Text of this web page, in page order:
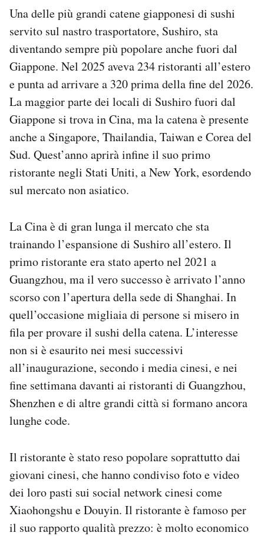
AREA PERSONALE
Area Personale
Newsletter
Regala il Post
Hai bisogno di aiuto?
Esci
Una delle più grandi catene giapponesi di sushi
servito sul nastro trasportatore, Sushiro, sta
diventando sempre più popolare anche fuori dal
Giappone. Nel 2025 aveva 234 ristoranti all’estero
e punta ad arrivare a 320 prima della fine del 2026.
La maggior parte dei locali di Sushiro fuori dal
Giappone si trova in Cina, ma la catena è presente
anche a Singapore, Thailandia, Taiwan e Corea del
Sud. Quest’anno aprirà infine il suo primo
ristorante negli Stati Uniti, a New York, esordendo
sul mercato non asiatico.
La Cina è di gran lunga il mercato che sta
trainando l’espansione di Sushiro all’estero. Il
primo ristorante era stato aperto nel 2021 a
Guangzhou, ma il vero successo è arrivato l’anno
scorso con l’apertura della sede di Shanghai. In
quell’occasione migliaia di persone si misero in
fila per provare il sushi della catena. L’interesse
non si è esaurito nei mesi successivi
all’inaugurazione, secondo i media cinesi, e nei
fine settimana davanti ai ristoranti di Guangzhou,
Shenzhen e di altre grandi città si formano ancora
lunghe code.
Il ristorante è stato reso popolare soprattutto dai
giovani cinesi, che hanno condiviso foto e video
dei loro pasti sui social network cinesi come
Xiaohongshu e Douyin. Il ristorante è famoso per
il suo rapporto qualità prezzo: è molto economico